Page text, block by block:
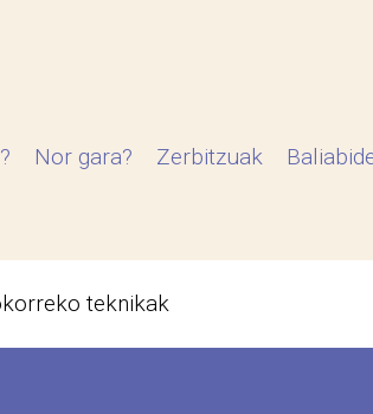
Nor gara? Zerbitzuak
teknikak